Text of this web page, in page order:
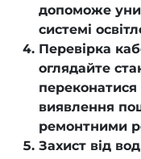
допоможе
системі
Перевірка
оглядайте
переконатися
виявлення
ремонтними
Захист від